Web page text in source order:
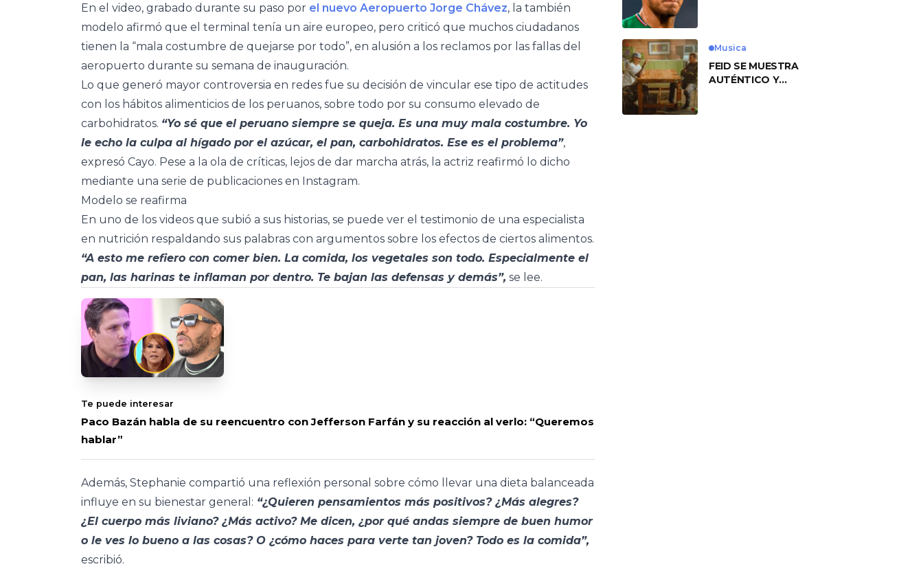
En el video, grabado durante su paso por el nuevo Aeropuerto Jorge Chávez, la también
modelo afirmó que el terminal tenía un aire europeo, pero criticó que muchos ciudadanos
tienen la “mala costumbre de quejarse por todo”, en alusión a los reclamos por las fallas del
aeropuerto durante su semana de inauguración.
Lo que generó mayor controversia en redes fue su decisión de vincular ese tipo de actitudes
con los hábitos alimenticios de los peruanos, sobre todo por su consumo elevado de
carbohidratos. “Yo sé que el peruano siempre se queja. Es una muy mala costumbre. Yo
le echo la culpa al hígado por el azúcar, el pan, carbohidratos. Ese es el problema”,
expresó Cayo. Pese a la ola de críticas, lejos de dar marcha atrás, la actriz reafirmó lo dicho
mediante una serie de publicaciones en Instagram.
Modelo se reafirma
En uno de los videos que subió a sus historias, se puede ver el testimonio de una especialista
en nutrición respaldando sus palabras con argumentos sobre los efectos de ciertos alimentos.
“A esto me refiero con comer bien. La comida, los vegetales son todo. Especialmente el
pan, las harinas te inflaman por dentro. Te bajan las defensas y demás”, se lee.
Te puede interesar
Paco Bazán habla de su reencuentro con Jefferson Farfán y su reacción al verlo: “Queremos
hablar”
Además, Stephanie compartió una reflexión personal sobre cómo llevar una dieta balanceada
influye en su bienestar general: “¿Quieren pensamientos más positivos? ¿Más alegres?
¿El cuerpo más liviano? ¿Más activo? Me dicen, ¿por qué andas siempre de buen humor
o le ves lo bueno a las cosas? O ¿cómo haces para verte tan joven? Todo es la comida”,
escribió.
Musica
FEID SE MUESTRA
AUTÉNTICO Y